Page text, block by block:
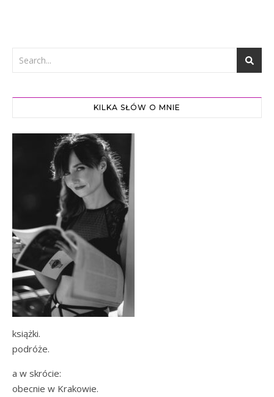
KILKA SŁÓW O MNIE
książki.
podróże.
a w skrócie:
obecnie w Krakowie.